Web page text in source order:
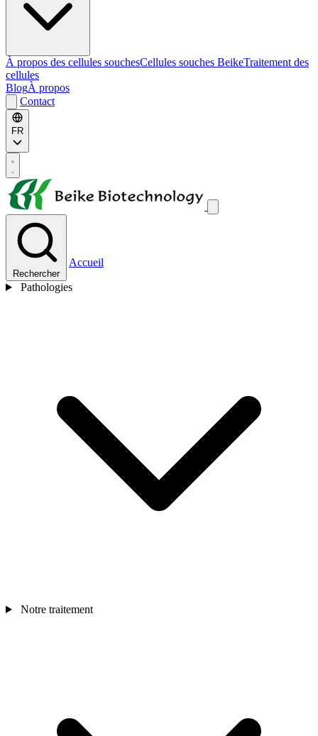
À propos des cellules souchesCellules souches BeikeTraitement des
cellules
BlogÀ propos
Contact
FR
Rechercher
Accueil
Pathologies
Notre traitement